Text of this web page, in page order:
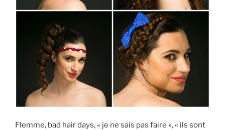
Flemme, bad hair days, « je ne sais pas faire », « ils sont